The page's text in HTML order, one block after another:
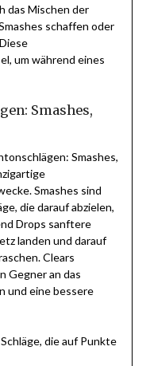
das Mischen der
schaffen oder
um während eines
Smashes,
Smashes,
Smashes sind
die darauf abzielen,
Drops sanftere
landen und darauf
Clears
Gegner an das
und eine bessere
die auf Punkte